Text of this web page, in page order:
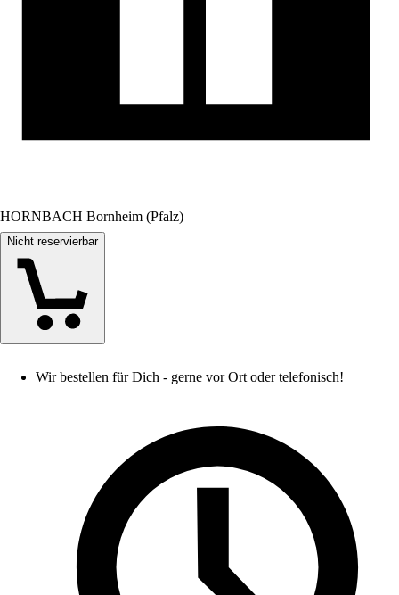
HORNBACH Bornheim (Pfalz)
Nicht reservierbar
Wir bestellen für Dich - gerne vor Ort oder telefonisch!